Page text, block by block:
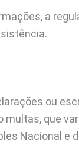
a
ou
que
Nacional